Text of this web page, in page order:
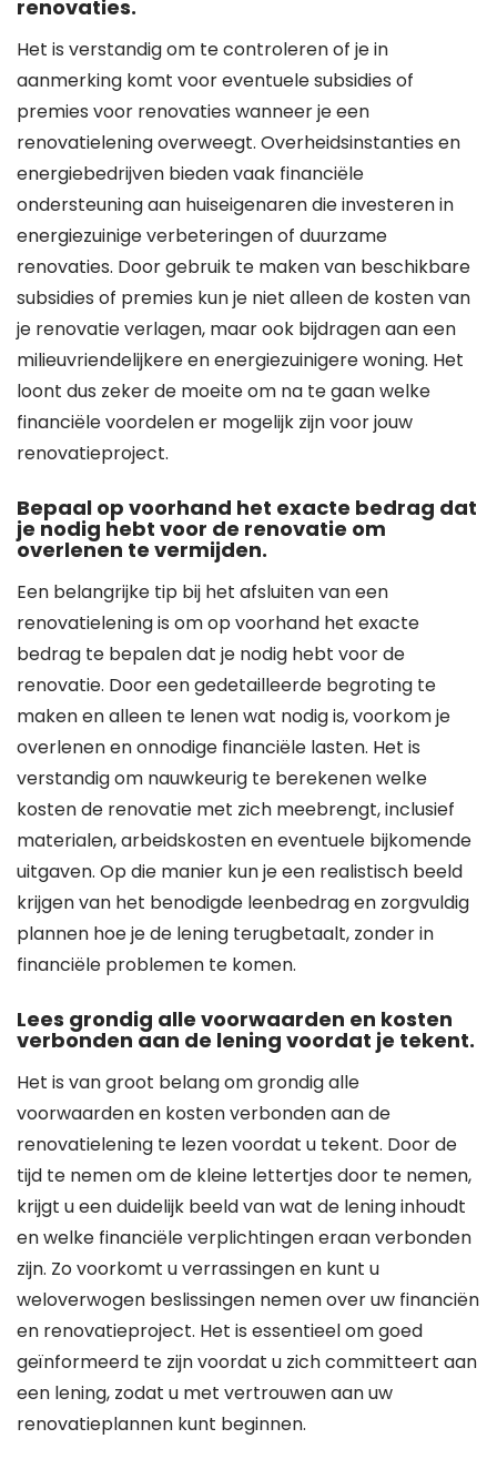
renovaties.
Het is verstandig om te controleren of je in
aanmerking komt voor eventuele subsidies of
premies voor renovaties wanneer je een
renovatielening overweegt. Overheidsinstanties en
energiebedrijven bieden vaak financiële
ondersteuning aan huiseigenaren die investeren in
energiezuinige verbeteringen of duurzame
renovaties. Door gebruik te maken van beschikbare
subsidies of premies kun je niet alleen de kosten van
je renovatie verlagen, maar ook bijdragen aan een
milieuvriendelijkere en energiezuinigere woning. Het
loont dus zeker de moeite om na te gaan welke
financiële voordelen er mogelijk zijn voor jouw
renovatieproject.
Bepaal op voorhand het exacte bedrag dat
je nodig hebt voor de renovatie om
overlenen te vermijden.
Een belangrijke tip bij het afsluiten van een
renovatielening is om op voorhand het exacte
bedrag te bepalen dat je nodig hebt voor de
renovatie. Door een gedetailleerde begroting te
maken en alleen te lenen wat nodig is, voorkom je
overlenen en onnodige financiële lasten. Het is
verstandig om nauwkeurig te berekenen welke
kosten de renovatie met zich meebrengt, inclusief
materialen, arbeidskosten en eventuele bijkomende
uitgaven. Op die manier kun je een realistisch beeld
krijgen van het benodigde leenbedrag en zorgvuldig
plannen hoe je de lening terugbetaalt, zonder in
financiële problemen te komen.
Lees grondig alle voorwaarden en kosten
verbonden aan de lening voordat je tekent.
Het is van groot belang om grondig alle
voorwaarden en kosten verbonden aan de
renovatielening te lezen voordat u tekent. Door de
tijd te nemen om de kleine lettertjes door te nemen,
krijgt u een duidelijk beeld van wat de lening inhoudt
en welke financiële verplichtingen eraan verbonden
zijn. Zo voorkomt u verrassingen en kunt u
weloverwogen beslissingen nemen over uw financiën
en renovatieproject. Het is essentieel om goed
geïnformeerd te zijn voordat u zich committeert aan
een lening, zodat u met vertrouwen aan uw
renovatieplannen kunt beginnen.